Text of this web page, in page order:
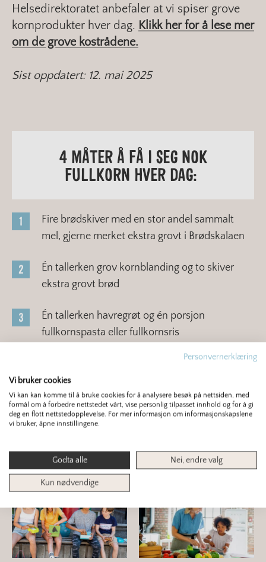
Helsedirektoratet anbefaler at vi spiser grove
kornprodukter hver dag. Klikk her for å lese mer
om de grove kostrådene.
Sist oppdatert: 12. mai 2025
4 MÅTER Å FÅ I SEG NOK
FULLKORN HVER DAG:
Fire brødskiver med en stor andel sammalt
mel, gjerne merket ekstra grovt i Brødskalaen
Én tallerken grov kornblanding og to skiver
ekstra grovt brød
Én tallerken havregrøt og én porsjon
fullkornspasta eller fullkornsris
Du er kanskje interessert i dette også?
Personvernerklæring
Vi bruker cookies
Vi kan kan komme til å bruke cookies for å analysere besøk på nettsiden, med
formål om å forbedre nettstedet vårt, vise personlig tilpasset innhold og for å gi
deg en flott nettstedopplevelse. For mer informasjon om informasjonskapslene
vi bruker, åpne innstillingene.
Godta alle Nei, endre valg
Kun nødvendige